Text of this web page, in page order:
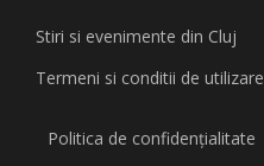
Stiri si evenimente din Cluj
Termeni si conditii de utilizare
Politica de confidențialitate